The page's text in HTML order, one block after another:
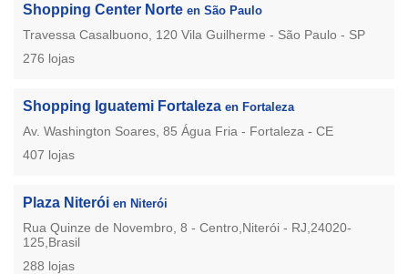
Shopping Center Norte en São Paulo
Travessa Casalbuono, 120 Vila Guilherme - São Paulo - SP
276 lojas
Shopping Iguatemi Fortaleza en Fortaleza
Av. Washington Soares, 85 Água Fria - Fortaleza - CE
407 lojas
Plaza Niterói en Niterói
Rua Quinze de Novembro, 8 - Centro,Niterói - RJ,24020-
125,Brasil
288 lojas